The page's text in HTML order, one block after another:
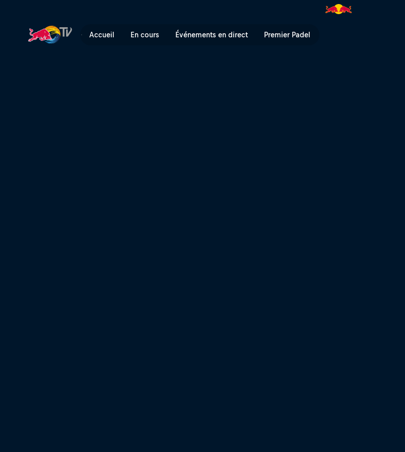
Accueil En cours Événements en direct Premier Padel
Étape 11 : bienvenue dans le Quart Vide | Red Bull TV